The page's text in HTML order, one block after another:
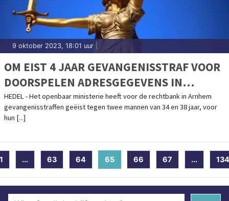
9 oktober 2023, 18:01 uur
OM EIST 4 JAAR GEVANGENISSTRAF VOOR
DOORSPELEN ADRESGEGEVENS IN
AFPERSINGSZAAK ROND FRUITBEDRIJF
HEDEL - Het openbaar ministerie heeft voor de rechtbank in Arnhem
gevangenisstraffen geëist tegen twee mannen van 34 en 38 jaar, voor
hun [...]
1 ... 63 64 65 (current)
66 67 ... 134